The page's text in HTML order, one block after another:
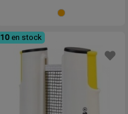
10 en stock